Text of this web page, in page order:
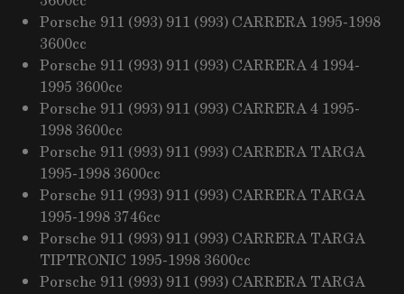
Porsche 911 (993) 911 (993) CARRERA 1995-1998
3600cc
Porsche 911 (993) 911 (993) CARRERA 4 1994-
1995 3600cc
Porsche 911 (993) 911 (993) CARRERA 4 1995-
1998 3600cc
Porsche 911 (993) 911 (993) CARRERA TARGA
1995-1998 3600cc
Porsche 911 (993) 911 (993) CARRERA TARGA
1995-1998 3746cc
Porsche 911 (993) 911 (993) CARRERA TARGA
TIPTRONIC 1995-1998 3600cc
Porsche 911 (993) 911 (993) CARRERA TARGA